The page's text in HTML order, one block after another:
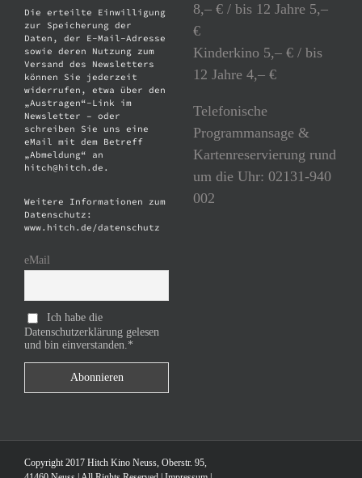
Die erteilte Einwilligung
zur Speicherung der
Daten, der E-Mail-Adresse
sowie deren Nutzung zum
Versand des Newsletters
können Sie jederzeit
widerrufen, etwa über den
„Austragen“-Link im
Newsletter – oder
schreiben Sie uns eine
eMail mit dem Betreff
„Abmeldung“ an
hitch@hitch.de.
Weitere Informationen zum
Datenschutz:
www.hitch.de/datenschutz
eMail
Ich habe die
Datenschutzerklärung gelesen
und bin einverstanden.*
8,– € / bis 12 Jahre 5,–
€
Kinderkino 5,– € / bis
12 Jahre 4,– €
Telefonische
Programmansage &
Kartenreservierung rund
um die Uhr: 02131-940
002
Copyright 2017 Hitch Kino Neuss, Oberstr. 95,